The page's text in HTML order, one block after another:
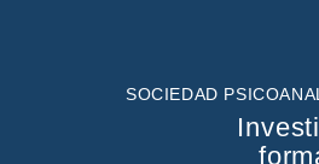
SOCIEDAD